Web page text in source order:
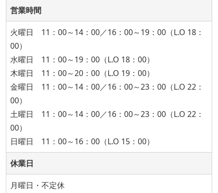
営業時間
火曜日 11：00～14：00／16：00～19：00（L.O 18：
00）
水曜日 11：00～19：00（L.O 18：00）
木曜日 11：00～20：00（L.O 19：00）
金曜日 11：00～14：00／16：00～23：00（L.O 22：
00）
土曜日 11：00～14：00／16：00～23：00（L.O 22：
00）
日曜日 11：00～16：00（L.O 15：00）
休業日
月曜日・不定休